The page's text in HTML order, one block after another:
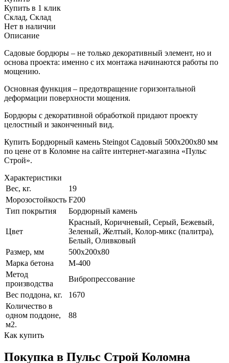
Купить в 1 клик
Склад, Склад
Нет в наличии
Описание
Садовые бордюры – не только декоративный элемент, но и
основа проекта: именно с их монтажа начинаются работы по
мощению.
Основная функция – предотвращение горизонтальной
деформации поверхности мощения.
Бордюры с декоративной обработкой придают проекту
целостный и законченный вид.
Купить Бордюрный камень Steingot Садовый 500х200х80 мм
по цене от в Коломне на сайте интернет-магазина «Пульс
Строй».
Характеристики
Вес, кг.
19
Морозостойкость F200
Тип покрытия
Бордюрный камень
Цвет
Красный, Коричневый, Серый, Бежевый,
Зеленый, Желтый, Колор-микс (палитра),
Белый, Оливковый
Размер, мм
500x200x80
Марка бетона
М-400
Метод
производства
Вибропрессование
Вес поддона, кг.
1670
Количество в
одном поддоне,
м2.
88
Как купить
Покупка в Пульс Строй Коломна